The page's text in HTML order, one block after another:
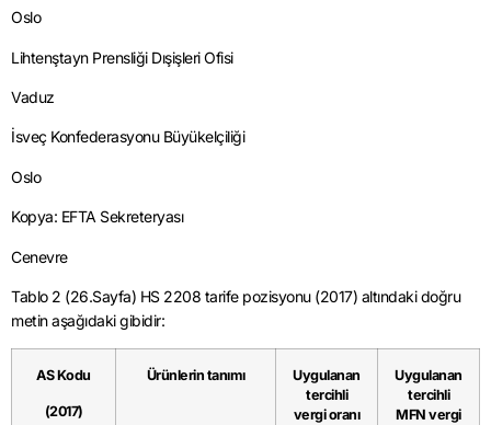
Oslo
Lihtenştayn Prensliği Dışişleri Ofisi
Vaduz
İsveç Konfederasyonu Büyükelçiliği
Oslo
Kopya: EFTA Sekreteryası
Cenevre
Tablo 2 (26.Sayfa) HS 2208 tarife pozisyonu (2017) altındaki doğru
metin aşağıdaki gibidir:
AS Kodu
(2017)
Ürünlerin tanımı
Uygulanan
tercihli
vergi oranı
Uygulanan
tercihli
MFN vergi